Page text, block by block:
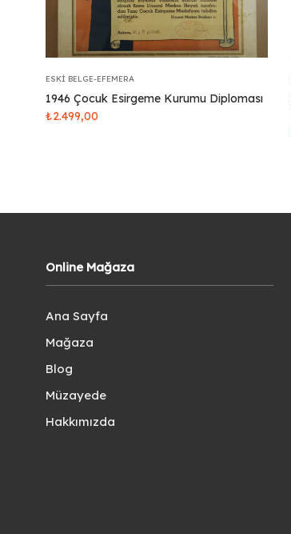
ESKI BELGE-EFEMERA
1946 Çocuk Esirgeme Kurumu Diploması
₺2.499,00
Online Mağaza
Ana Sayfa
Mağaza
Blog
Müzayede
Hakkımızda